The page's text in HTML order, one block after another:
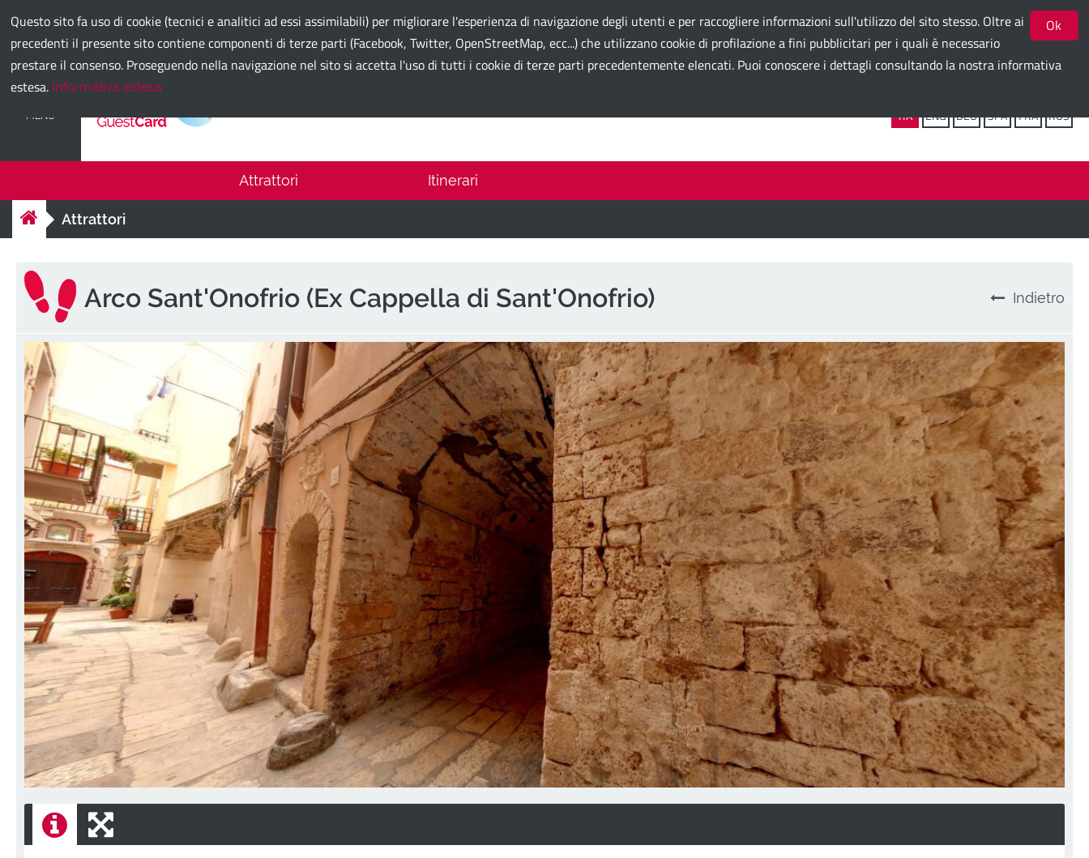
Ok
Questo sito fa uso di cookie (tecnici e analitici ad essi assimilabili) per migliorare l'esperienza di navigazione degli utenti e per raccogliere informazioni sull'utilizzo del sito stesso. Oltre ai
precedenti il presente sito contiene componenti di terze parti (Facebook, Twitter, OpenStreetMap, ecc...) che utilizzano cookie di profilazione a fini pubblicitari per i quali è necessario
prestare il consenso. Proseguendo nella navigazione nel sito si accetta l'uso di tutti i cookie di terze parti precedentemente elencati. Puoi conoscere i dettagli consultando la nostra informativa
estesa. Informativa estesa
Comune di Bari
MENU ITA ENG DEU SPA FRA RUS
Attrattori Itinerari
Attrattori
Arco Sant'Onofrio (Ex Cappella di Sant'Onofrio) Indietro